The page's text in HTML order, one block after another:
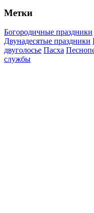
Метки
Богородичные праздники
Двунадесятые праздники
двуголосье Пасха
службы